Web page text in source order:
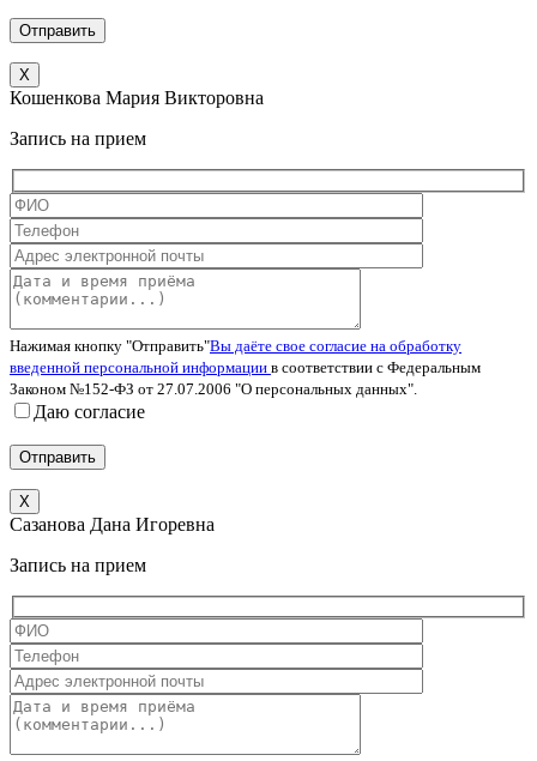
X
Кошенкова Мария Викторовна
Запись на прием
Нажимая кнопку "Отправить"Вы даёте свое согласие на обработку
введенной персональной информации в соответствии с Федеральным
Законом №152-ФЗ от 27.07.2006 "О персональных данных".
Даю согласие
X
Сазанова Дана Игоревна
Запись на прием